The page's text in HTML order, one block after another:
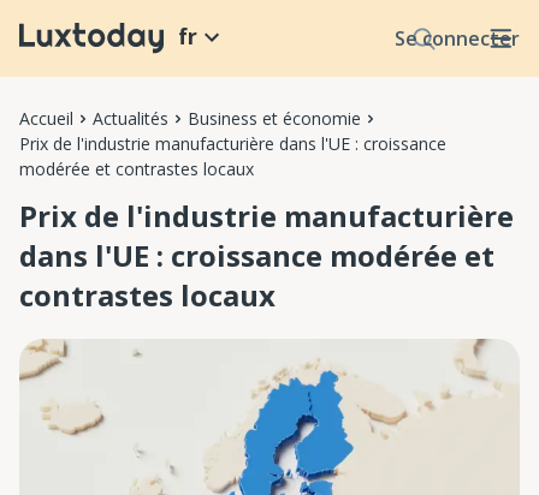
Se connecter
fr
Accueil Actualités
Business et économie
Prix de l'industrie manufacturière dans l'UE : croissance
modérée et contrastes locaux
Prix de l'industrie manufacturière
dans l'UE : croissance modérée et
contrastes locaux